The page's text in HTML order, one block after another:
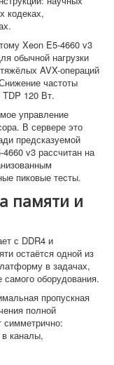
кодеках,
Xeon E5-4660 v3
обычной нагрузки
AVX-операций
частоты
TDP 120 Вт.
управление
В сервере это
предсказуемой
v3 рассчитан на
пиковые тесты.
памяти и
с DDR4 и
остаётся одной из
в задачах,
оборудования.
пропускная
полной
симметрично:
в каналы,